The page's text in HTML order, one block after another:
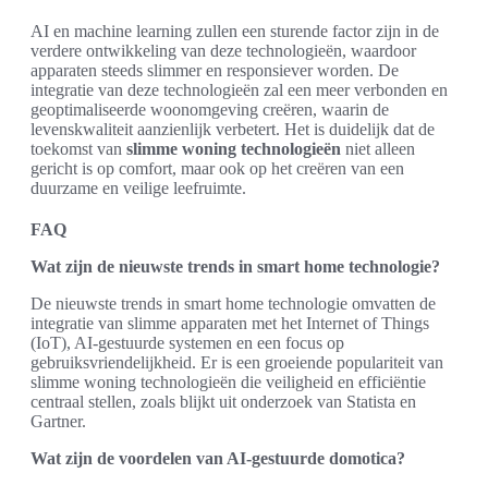
AI en machine learning zullen een sturende factor zijn in de
verdere ontwikkeling van deze technologieën, waardoor
apparaten steeds slimmer en responsiever worden. De
integratie van deze technologieën zal een meer verbonden en
geoptimaliseerde woonomgeving creëren, waarin de
levenskwaliteit aanzienlijk verbetert. Het is duidelijk dat de
toekomst van slimme woning technologieën niet alleen
gericht is op comfort, maar ook op het creëren van een
duurzame en veilige leefruimte.
FAQ
Wat zijn de nieuwste trends in smart home technologie?
De nieuwste trends in smart home technologie omvatten de
integratie van slimme apparaten met het Internet of Things
(IoT), AI-gestuurde systemen en een focus op
gebruiksvriendelijkheid. Er is een groeiende populariteit van
slimme woning technologieën die veiligheid en efficiëntie
centraal stellen, zoals blijkt uit onderzoek van Statista en
Gartner.
Wat zijn de voordelen van AI-gestuurde domotica?